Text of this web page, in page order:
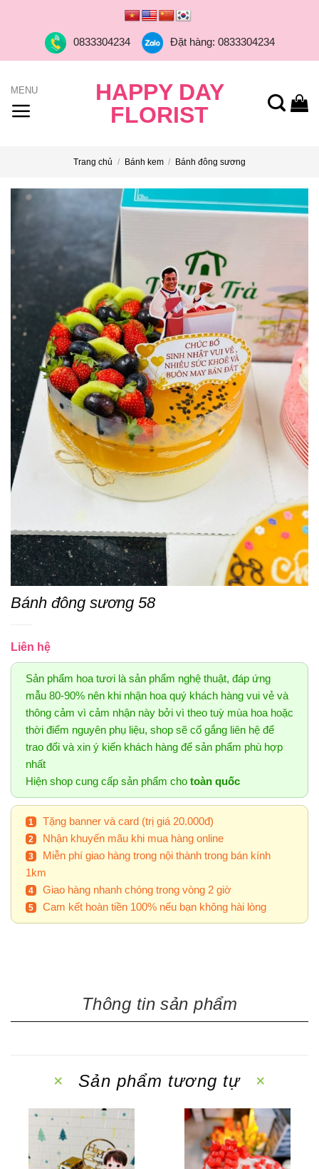
0833304234 Đặt hàng: 0833304234
HAPPY DAY
FLORIST
Trang chủ / Bánh kem / Bánh đông sương
Bánh đông sương 58
Liên hệ
Sản phẩm hoa tươi là sản phẩm nghệ thuật, đáp ứng
mẫu 80-90% nên khi nhận hoa quý khách hàng vui vẻ và
thông cảm vì cảm nhận này bởi vì theo tuỳ mùa hoa hoặc
thời điểm nguyên phụ liệu, shop sẽ cố gắng liên hệ để
trao đổi và xin ý kiến khách hàng để sản phẩm phù hợp
nhất
Hiện shop cung cấp sản phẩm cho toàn quốc
Tặng banner và card (trị giá 20.000đ)
Nhận khuyến mãu khi mua hàng online
Miễn phí giao hàng trong nội thành trong bán kính
1km
Giao hàng nhanh chóng trong vòng 2 giờ
Cam kết hoàn tiền 100% nếu bạn không hài lòng
Thông tin sản phẩm
Sản phẩm tương tự